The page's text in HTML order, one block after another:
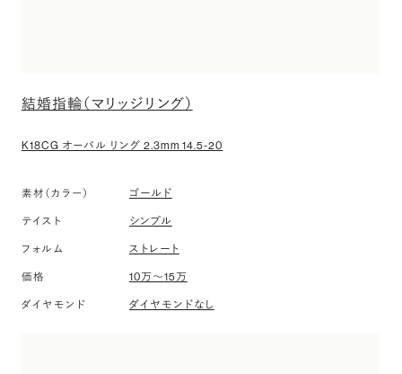
結婚指輪（マリッジリング）
K18CG オーバル リング 2.3mm 14.5-20
素材（カラー） ゴールド
テイスト シンプル
フォルム ストレート
価格 10万〜15万
ダイヤモンド ダイヤモンドなし